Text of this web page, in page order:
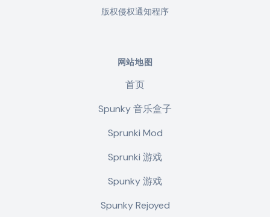
版权侵权通知程序
网站地图
首页
Spunky 音乐盒子
Sprunki Mod
Sprunki 游戏
Spunky 游戏
Spunky Rejoyed